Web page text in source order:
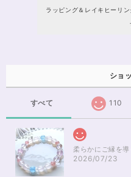
ラッピング＆レイキヒーリ
ショ
すべて 110
2026/07/23